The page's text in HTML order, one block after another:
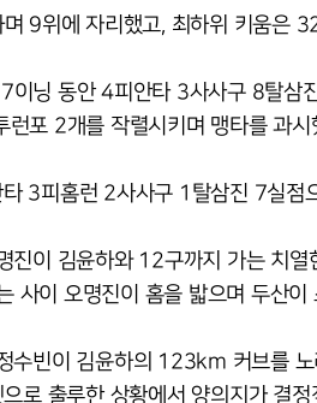
9위에 자리했고, 최하위 키움은
이닝 동안 4피안타 3사사구 8탈삼
포 2개를 작렬시키며 맹타를 과시
3피홈런 2사사구 1탈삼진 7실점
이 김윤하와 12구까지 가는 치
사이 오명진이 홈을 밟으며 두산이
수빈이 김윤하의 123km 커브를
로 출루한 상황에서 양의지가 결